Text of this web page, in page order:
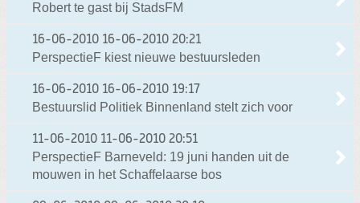
Robert te gast bij StadsFM
16-06-2010 16-06-2010 20:21
PerspectieF kiest nieuwe bestuursleden
16-06-2010 16-06-2010 19:17
Bestuurslid Politiek Binnenland stelt zich voor
11-06-2010 11-06-2010 20:51
PerspectieF Barneveld: 19 juni handen uit de
mouwen in het Schaffelaarse bos